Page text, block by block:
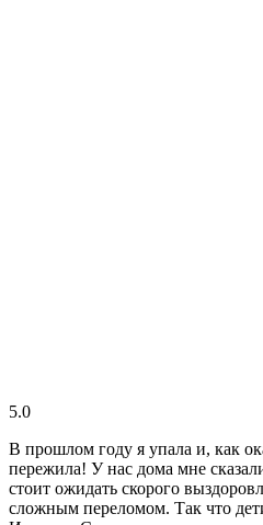
5.0
В прошлом году я упала и, как
пережила! У нас дома мне
стоит ожидать скорого
сложным переломом. Так что